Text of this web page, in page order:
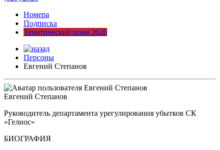
Номера
Подписка
Тематический план 2026
Персоны
Евгений Степанов
Евгений Степанов
Руководитель департамента урегулирования убытков СК
«Гелиос»
БИОГРАФИЯ